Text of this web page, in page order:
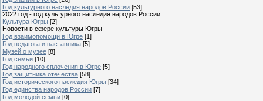
Год культурного наследия народов России [53]
2022 год - год культурного наследия народов России
Культура Югры [2]
Новости в сфере культуры Югры
Год взаимопомощи в Югре [1]
Год педагога и наставника [5]
Музей о музее [8]
Год семьи [10]
Год народного сплочения в Югре [5]
Год защитника отечества [58]
Год исторического наследия Югры [34]
Год единства народов России [7]
Год молодой семьи [0]